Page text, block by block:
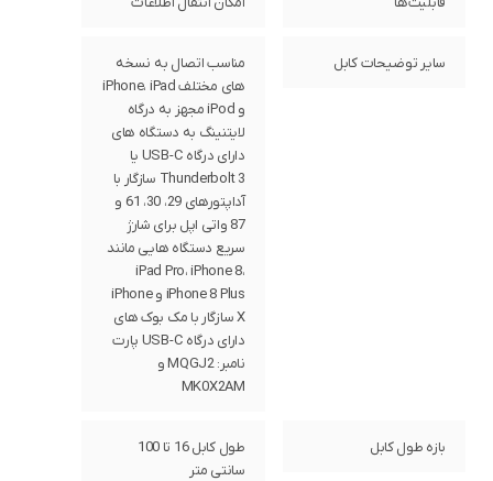
سایر توضیحات کابل
مناسب اتصال به نسخه
های مختلف iPhone، iPad
و iPod مجهز به درگاه
لایتنینگ به دستگاه های
دارای درگاه USB-C یا
Thunderbolt 3 سازگار با
آداپتورهای 29، 30، 61 و
87 واتی اپل برای شارژ
سریع دستگاه هایی مانند
iPad Pro، iPhone 8،
iPhone 8 Plus و iPhone
X سازگار با مک بوک های
دارای درگاه USB-C پارت
نامبر: MQGJ2 و
MK0X2AM
بازه طول کابل
طول کابل 16 تا 100
سانتی متر